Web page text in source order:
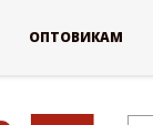
ОПТОВИКАМ